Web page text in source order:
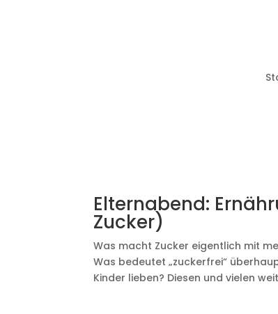
Elternabend:
Zucker)
Was macht Zucker eigentlich mit
Was bedeutet „zuckerfrei“
Kinder lieben? Diesen und vielen